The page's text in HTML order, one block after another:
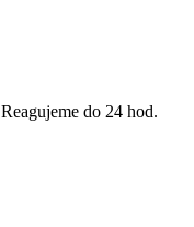
Reagujeme do 24 hod.